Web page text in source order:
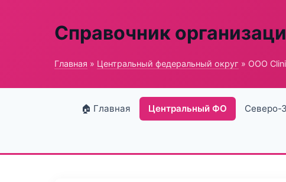
Справочник
Главная » Центральный федеральный округ » ООО
🏠 Главная Центральный ФО Северо-